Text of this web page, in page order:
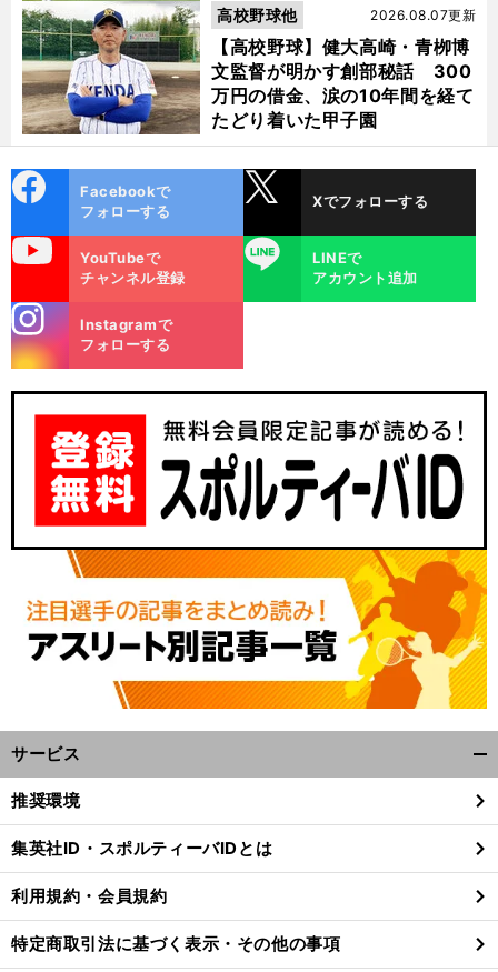
前
【高校野球】健大高崎・青栁博
文監督が明かす創部秘話 300
万円の借金、涙の10年間を経て
たどり着いた甲子園
2026.08.07更新
高校野球他
ok
Facebookで
フォローする
Xでフォローする
YouTubeで
チャンネル登録
LINE
LINEで
アカウント追加
m
Instagramで
フォローする
サービス
閉
る
推奨環境
集英社ID・スポルティーバIDとは
利用規約・会員規約
特定商取引法に基づく表示・その他の事項